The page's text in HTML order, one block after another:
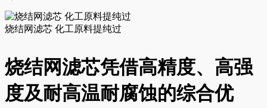
烧结网滤芯 化工原料提纯过
烧结网滤芯凭借高精度、高强
度及耐高温耐腐蚀的综合优